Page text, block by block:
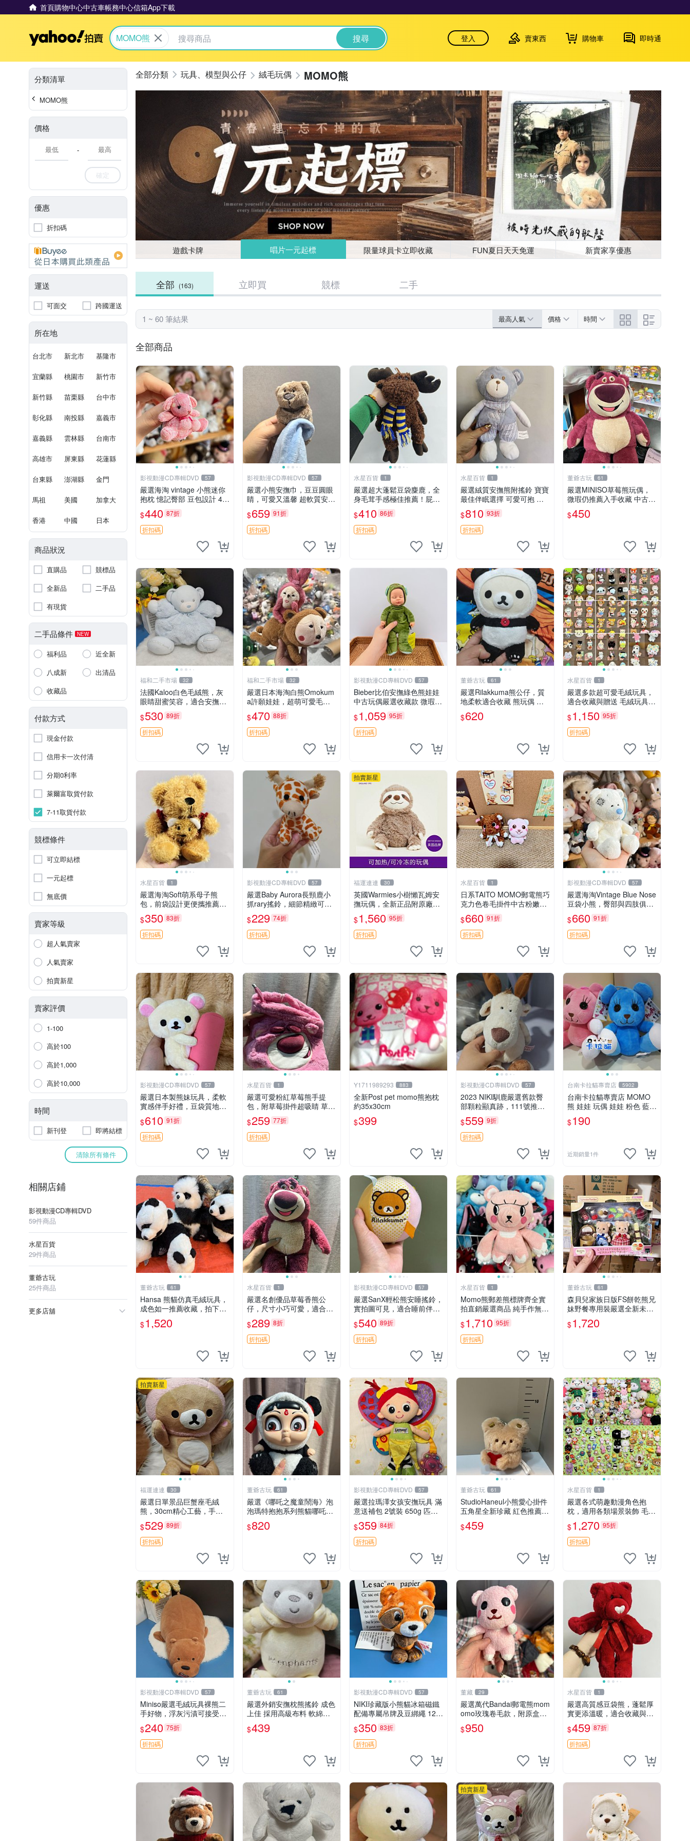
首頁購物中心中古車帳務中心信箱App下載
Yahoo拍賣
MOMO熊 搜尋 登入 賣東西 購物車 即時通
分類清單
MOMO熊
價格
-
確定
優惠
折扣碼
運送
可面交 跨國運送
所在地
台北市 新北市 基隆市
宜蘭縣 桃園市 新竹市
新竹縣 苗栗縣 台中市
彰化縣 南投縣 嘉義市
嘉義縣 雲林縣 台南市
高雄市 屏東縣 花蓮縣
台東縣 澎湖縣 金門
馬祖 美國 加拿大
香港 中國 日本
商品狀況
直購品
競標品
全新品
二手品
有現貨
二手品條件 NEW
福利品
近全新
八成新
出清品
收藏品
付款方式
現金付款
信用卡一次付清
分期0利率
萊爾富取貨付款
7-11取貨付款
競標條件
可立即結標
一元起標
無底價
賣家等級
超人氣賣家
人氣賣家
拍賣新星
賣家評價
1-100
高於100
高於1,000
高於10,000
時間
新刊登 即將結標
清除所有條件
相關店鋪
影視動漫CD專輯DVD
59件商品
水星百貨
29件商品
董爺古玩
25件商品
更多店舖
玩具、模型與公仔 絨毛玩偶 MOMO熊
遊戲卡牌 唱片一元起標 限量球員卡立即收藏 FUN夏日天天免運 新賣家享優惠
全部 (163) 立即買 競標 二手
1 ~ 60 筆結果 最高人氣 價格 時間
全部商品
影視動漫CD專輯DVD 57
嚴選海淘 vintage 小熊迷你
抱枕 憶記臀部 豆包設計 4c
m 高 推薦收藏 迷你豆包小
熊、高臀部、豆袋抱枕
$440 87折
折扣碼
影視動漫CD專輯DVD 57
嚴選小熊安撫巾，豆豆圓眼
睛，可愛又溫馨 超軟質安撫
巾，豆豆設計，哄睡好幫手
約克豆豆眼安撫巾 數碼豆豆
眼
$659 91折
折扣碼
水星百貨 1
嚴選超大蓬鬆豆袋麋鹿，全
身毛茸手感極佳推薦！屁股
與四肢填充均勻，適合收藏
與孩童共賞。 麋鹿 豆袋 毛
茸玩具
$410 86折
折扣碼
水星百貨 1
嚴選絨質安撫熊附搖鈴 寶寶
最佳伴眠選擇 可愛可抱 絨
毛玩具 安撫熊 嬰兒用
$810 93折
折扣碼
董爺古玩 61
嚴選MINISO草莓熊玩偶，
微瑕仍推薦入手收藏 中古 M
INISO 草莓熊 玩具 收藏
$450
福和二手市場 32
法國Kaloo白色毛絨熊，灰
眼睛甜蜜笑容，適合安撫逗
趣可愛，柔軟面料手感佳。
14 白色安撫熊 毛絨玩具 寶
寶逗樂具
$530 89折
折扣碼
福和二手市場 32
嚴選日本海淘白熊Omokum
a許願娃娃，超萌可愛毛絨
公仔推薦收藏 白熊 Omoku
ma 毛絨玩具 偽裝娃娃 玩具
擺飾
$470 88折
折扣碼
影視動漫CD專輯DVD 57
Bieber比伯安撫綠色熊娃娃
中古玩偶嚴選收藏款 微瑕輕
度使用 Bieber綠熊娃娃 中
古玩偶 微瑕
$1,059 95折
折扣碼
董爺古玩 61
嚴選Rilakkuma熊公仔，質
地柔軟適合收藏 熊玩偶 柔
軟 公仔 收藏
$620
水星百貨 1
嚴選多款超可愛毛絨玩具，
適合收藏與贈送 毛絨玩具、
抱枕、公仔
$1,150 95折
折扣碼
水星百貨 1
嚴選海淘Soft萌系母子熊
包，前袋設計更便攜推薦收
藏 母子熊 軟綿綿 包包
$350 83折
折扣碼
影視動漫CD專輯DVD 57
嚴選Baby Aurora長頸鹿小
抓rary搖鈴，細節精緻可聆
聽清脆鈴音 軟萌可愛 定制
紀念 金屬搖鈴 新手媽咪推
薦 長頸鹿 抓rary 搖鈴
$229 74折
折扣碼
拍賣新星
福運連連 30
英國Warmies小樹懶瓦姆安
撫玩偶，全新正品附原廠吊
牌與防塵袋，內藏薰衣草可
加熱，適合各個年齡層，冷
暖兩用享受抱抱樂趣，不容
錯過嚴選好物 溫暖 冷感
$1,560 95折
折扣碼
水星百貨 1
日系TAITO MOMO郵電熊巧
克力色卷毛掛件中古粉嫩玩
偶微瑕推薦 postpet momo
郵電熊 中古玩偶
$660 91折
折扣碼
影視動漫CD專輯DVD 57
嚴選海淘Vintage Blue Nose
豆袋小熊，臀部與四肢俱
全，坐高11公分，附原盒與
吊牌收藏。藍鼻子小熊，值
得擁有 玩具 憶熊
$660 91折
折扣碼
影視動漫CD專輯DVD 57
嚴選日本製熊妹玩具，柔軟
實感伴手好禮，豆袋質地手
感佳，抱枕小熊 recom 推薦
白色豆袋 玩具
$610 91折
折扣碼
水星百貨 1
嚴選可愛粉紅草莓熊手提
包，附草莓掛件超吸睛 草莓
熊手提包 草莓掛件 可愛port
unese
$259 77折
折扣碼
Y1711989293 883
全新Post pet momo熊抱枕
約35x30cm
$399
影視動漫CD專輯DVD 57
2023 NIKI馴鹿嚴選舊款臀
部顆粒顯真跡，111號推薦
珍藏品 馴鹿 舊款 尾巴顆粒
$559 9折
折扣碼
台南卡拉貓專賣店 5902
台南卡拉貓專賣店 MOMO
熊 娃娃 玩偶 娃娃 粉色 藍色
2色分售
$190
近期銷量1件
董爺古玩 61
Hansa 熊貓仿真毛絨玩具，
成色如一推薦收藏，拍下無
疑心 熊貓 毛絨玩具 收藏
$1,520
水星百貨 1
嚴選名創優品草莓香熊公
仔，尺寸小巧可愛，適合收
藏賞玩 30cm 玩具 公仔 草
莓熊
$289 8折
折扣碼
影視動漫CD專輯DVD 57
嚴選SanX輕松熊安睡搖鈴，
實拍圖可見，適合睡前伴
侶， Picks安撫好物 0325
懸吊 電腦
$540 89折
折扣碼
水星百貨 1
Momo熊郵差熊標牌齊全實
拍直銷嚴選商品 純手作無修
圖可收藏 郵差熊 Momo熊
標牌 商品
$1,710 95折
折扣碼
董爺古玩 61
森貝兒家族日版FS餅乾熊兄
妹野餐專用裝嚴選全新未開
封，包含兩組大童款紙盒
裝，適合收藏與分享。 餅乾
$1,720
拍賣新星
福運連連 30
嚴選日單景品巨蟹座毛絨
熊，30cm精心工藝，手感
軟糯推薦收藏送人 巨蟹座
毛絨玩具 精緻做工
$529 89折
折扣碼
董爺古玩 61
嚴選《哪吒之魔童鬧海》泡
泡瑪特抱抱系列熊貓哪吒搪
膠臉毛絨， STATE：如圖顯
示 哪吒 毛絨公仔 泡泡瑪特
$820
影視動漫CD專輯DVD 57
嚴選拉瑪澤女孩安撫玩具 滿
意送補包 2號裝 650g 匹配
嬰幼童舒壓好伴侶 女孩專用
安心選擇 安撫玩偶 衝包 玩
具
$359 84折
折扣碼
董爺古玩 61
StudioHaneul小熊愛心掛件
五角星全新珍藏 紅色推薦收
藏 玩具掛飾 掛件 新品
$459
水星百貨 1
嚴選各式萌趣動漫角色抱
枕，適用各類場景裝飾 毛絨
玩具、卡通抱枕、趣味玩偶
$1,270 95折
折扣碼
影視動漫CD專輯DVD 57
Miniso嚴選毛絨玩具裸熊二
手好物，浮灰污漬可接受。
請詳閱照片再下單，售出不
退不換。全新品相收藏推
薦。 裸熊 毛絨玩具 收藏
$240 75折
折扣碼
董爺古玩 61
嚴選外銷安撫枕熊搖鈴 成色
上佳 採用高級布料 軟綿適
合收藏 安心選購 安撫枕 熊
玩具 搖鈴
$439
影視動漫CD專輯DVD 57
NIKI珍藏版小熊貓冰箱磁鐵
配備專屬吊牌及豆綁繩 12c
m 廢品嚴選 好評推薦 小熊
貓冰箱貼 磁鐵掛件 冰箱飾
品
$350 83折
折扣碼
董藏 29
嚴選萬代Bandai郵電熊mom
omo玫瑰卷毛款，附原盒與
吊牌，粉嫩可愛入手即柔軟
～ 玫瑰卷毛 郵電熊 正品
$950
水星百貨 1
嚴選高質感豆袋熊，蓬鬆厚
實更添溫暖，適合收藏與休
憩。前胸填充飽滿，背部亦
具優雅設計。 豆袋熊 保暖
溫柔 蓬松
$459 87折
折扣碼
拍賣新星